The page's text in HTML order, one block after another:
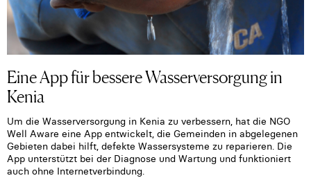
Eine App für bessere Wasserversorgung in
Kenia
Um die Wasserversorgung in Kenia zu verbessern, hat die NGO
Well Aware eine App entwickelt, die Gemeinden in abgelegenen
Gebieten dabei hilft, defekte Wassersysteme zu reparieren. Die
App unterstützt bei der Diagnose und Wartung und funktioniert
auch ohne Internetverbindung.